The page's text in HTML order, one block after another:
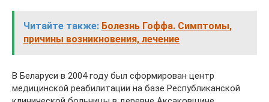
Читайте также: Болезнь Гоффа. Симптомы,
причины возникновения, лечение
В Беларуси в 2004 году был сформирован центр
медицинской реабилитации на базе Республиканской